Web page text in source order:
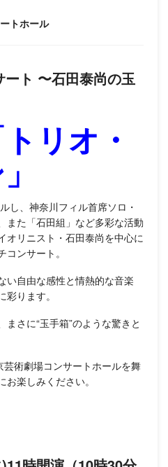
トホール
ト 〜石田泰尚の玉
リオ・
し、神奈川フィル首席ソロ・
また「石田組」など多彩な活動
オリニスト・石田泰尚を中心に
ンサート。
い自由な感性と情熱的な音楽
ります。
さに“玉手箱”のような驚きと
術劇場コンサートホールを舞
楽しみください。